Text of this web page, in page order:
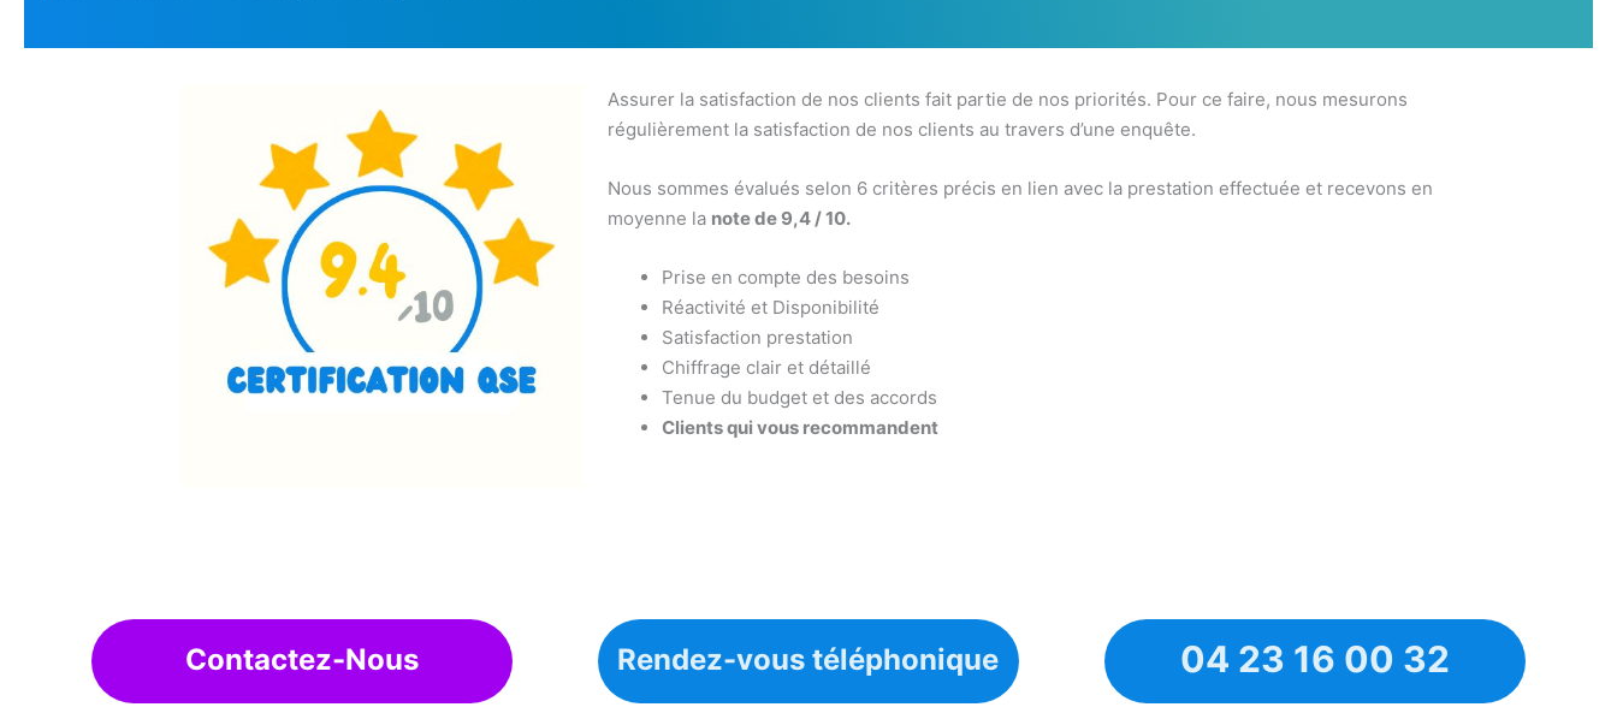
Assurer la satisfaction de nos clients fait partie de nos priorités. Pour ce faire, nous mesurons
régulièrement la satisfaction de nos clients au travers d’une enquête.
Nous sommes évalués selon 6 critères précis en lien avec la prestation effectuée et recevons en
moyenne la note de 9,4 / 10.
Prise en compte des besoins
Réactivité et Disponibilité
Satisfaction prestation
Chiffrage clair et détaillé
Tenue du budget et des accords
Clients qui vous recommandent
Contactez-Nous Rendez-vous téléphonique 04 23 16 00 32